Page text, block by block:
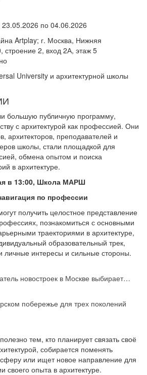
23.05.2026 по 04.06.2026
Artplay; г. Москва, Нижняя
строение 2, вход 2А, этаж 5
University и архитектурной школы
большую публичную программу,
с архитектурой как профессией. Они
архитекторов, преподавателей и
школы, стали площадкой для
обмена опытом и поиска
в архитектуре.
в 13:00, Школа МАРШ
по профессии
получить целостное представление
познакомиться с основными
траекториями в архитектуре,
образовательный трек,
интересы и сильные стороны.
новостроек в Москве выбирает…
побережье для трех поколений
тем, кто планирует связать своё
собирается поменять
или ищет новое направление для
своего опыта в архитектуре.